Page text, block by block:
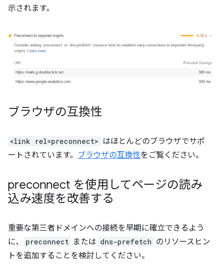
示されます。
ブラウザの互換性
<link rel=preconnect> はほとんどのブラウザでサポ
ートされています。 ブラウザの互換性をご覧ください。
preconnect を使用してページの読み
込み速度を改善する
重要な第三者ドメインへの接続を早期に確立できるよう
に、
preconnect または dns-prefetch のリソースヒン
トを追加することを検討してください。